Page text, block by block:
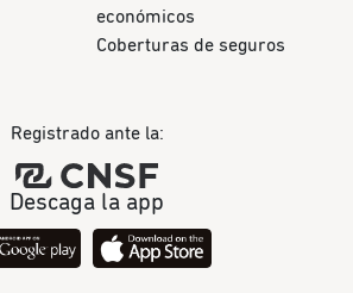
económicos
Coberturas de seguros
Registrado ante la:
Descaga la app